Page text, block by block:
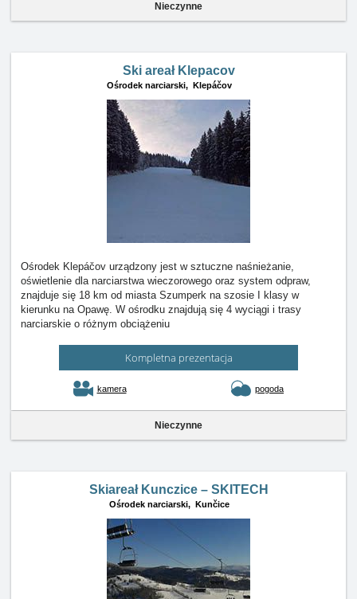
Nieczynne
Ski areał Klepacov
Ośrodek narciarski, Klepáčov
Ośrodek Klepáčov urządzony jest w sztuczne naśnieżanie,
oświetlenie dla narciarstwa wieczorowego oraz system odpraw,
znajduje się 18 km od miasta Szumperk na szosie I klasy w
kierunku na Opawę. W ośrodku znajdują się 4 wyciągi i trasy
narciarskie o różnym obciążeniu
Kompletna prezentacja
kamera pogoda
Nieczynne
Skiareał Kunczice – SKITECH
Ośrodek narciarski, Kunčice